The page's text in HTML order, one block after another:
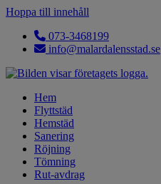
Hoppa till innehåll
073-3468199
info@malardalensstad.se
Hem
Flyttstäd
Hemstäd
Sanering
Röjning
Tömning
Rut-avdrag